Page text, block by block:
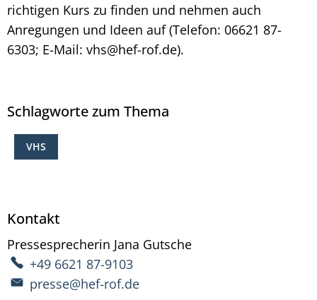
richtigen Kurs zu finden und nehmen auch
Anregungen und Ideen auf (Telefon: 06621 87-
6303; E-Mail: vhs@hef-rof.de).
Schlagworte zum Thema
VHS
Kontakt
Pressesprecherin Jana Gutsche
+49 6621 87-9103
presse@hef-rof.de